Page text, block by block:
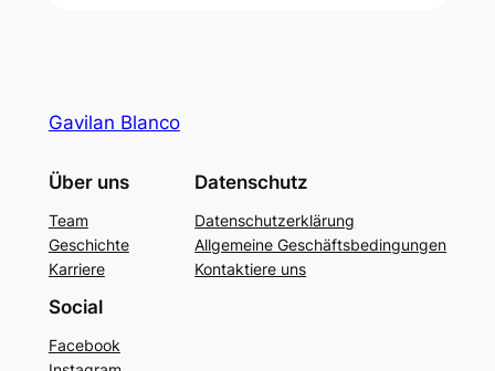
Gavilan Blanco
Über uns
Team
Geschichte
Karriere
Datenschutz
Datenschutzerklärung
Allgemeine Geschäftsbedingungen
Kontaktiere uns
Social
Facebook